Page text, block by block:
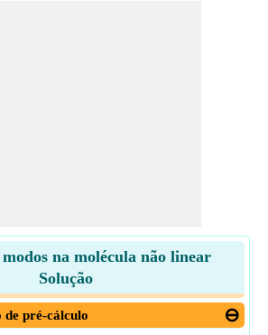
na molécula não linear
Solução
de pré-cálculo